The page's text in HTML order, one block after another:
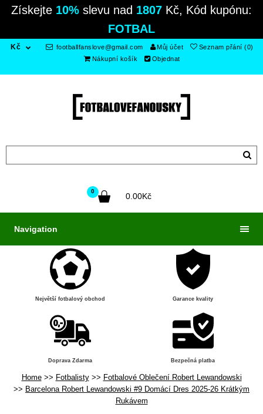
Získejte 10% slevu nad 1807 Kč, Kód kupónu:
FOTBAL
Kč footballfanslove@gmail.com Můj účet
Seznam přání (0)
Nákupní košík
Objednat
0
0.00Kč
Navigation
Největší fotbalový obchod Garance kvality
Doprava Zdarma Bezpečná platba
Home Fotbalisty
Fotbalové Oblečení Robert Lewandowski
Barcelona Robert Lewandowski #9 Domácí Dres 2025-26 Krátkým
Rukávem